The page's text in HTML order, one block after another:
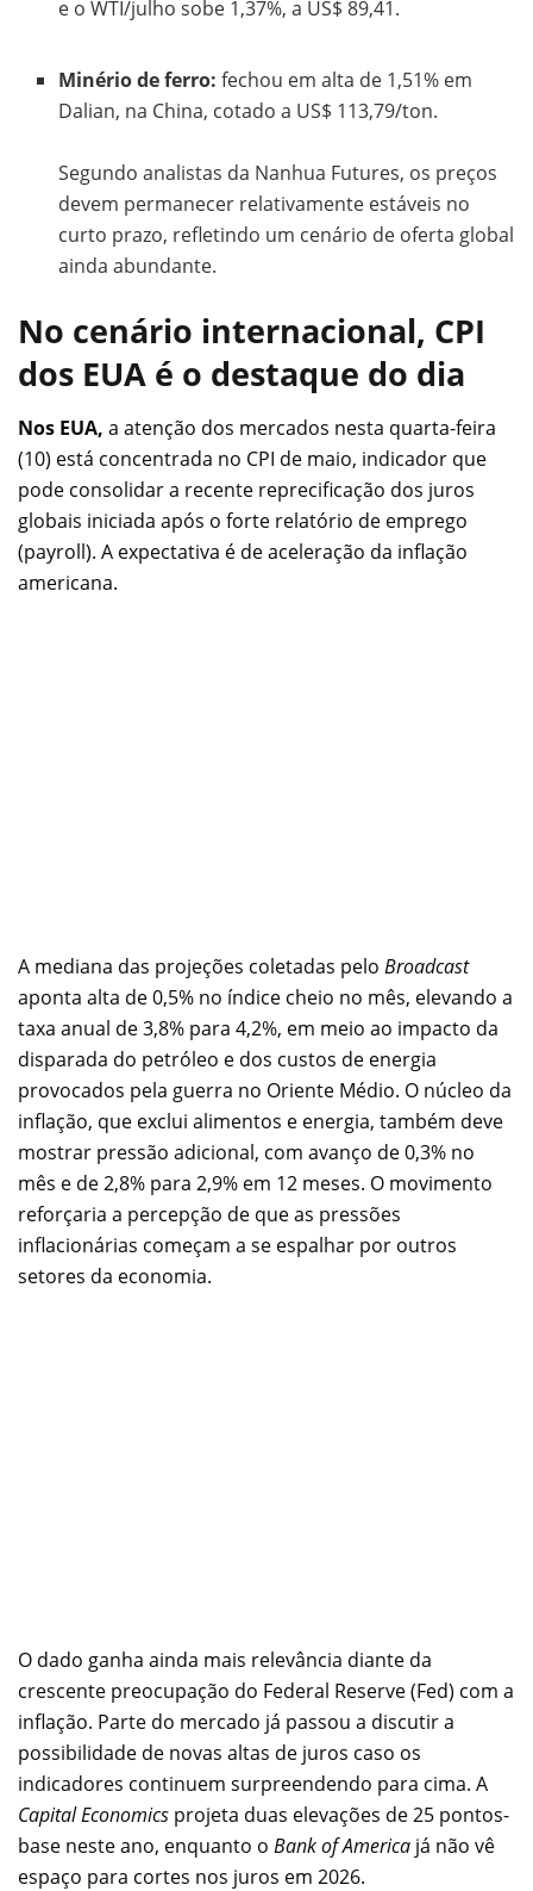
e o WTI/julho sobe 1,37%, a US$ 89,41.
Minério de ferro: fechou em alta de 1,51% em
Dalian, na China, cotado a US$ 113,79/ton.
Segundo analistas da Nanhua Futures, os preços
devem permanecer relativamente estáveis no
curto prazo, refletindo um cenário de oferta global
ainda abundante.
No cenário internacional, CPI
dos EUA é o destaque do dia
Nos EUA, a atenção dos mercados nesta quarta-feira
(10) está concentrada no CPI de maio, indicador que
pode consolidar a recente reprecificação dos juros
globais iniciada após o forte relatório de emprego
(payroll). A expectativa é de aceleração da inflação
americana.
A mediana das projeções coletadas pelo Broadcast
aponta alta de 0,5% no índice cheio no mês, elevando a
taxa anual de 3,8% para 4,2%, em meio ao impacto da
disparada do petróleo e dos custos de energia
provocados pela guerra no Oriente Médio. O núcleo da
inflação, que exclui alimentos e energia, também deve
mostrar pressão adicional, com avanço de 0,3% no
mês e de 2,8% para 2,9% em 12 meses. O movimento
reforçaria a percepção de que as pressões
inflacionárias começam a se espalhar por outros
setores da economia.
O dado ganha ainda mais relevância diante da
crescente preocupação do Federal Reserve (Fed) com a
inflação. Parte do mercado já passou a discutir a
possibilidade de novas altas de juros caso os
indicadores continuem surpreendendo para cima. A
Capital Economics projeta duas elevações de 25 pontos-
base neste ano, enquanto o Bank of America já não vê
espaço para cortes nos juros em 2026.